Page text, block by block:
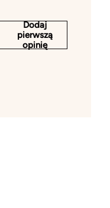
Dodaj
pierwszą
opinię